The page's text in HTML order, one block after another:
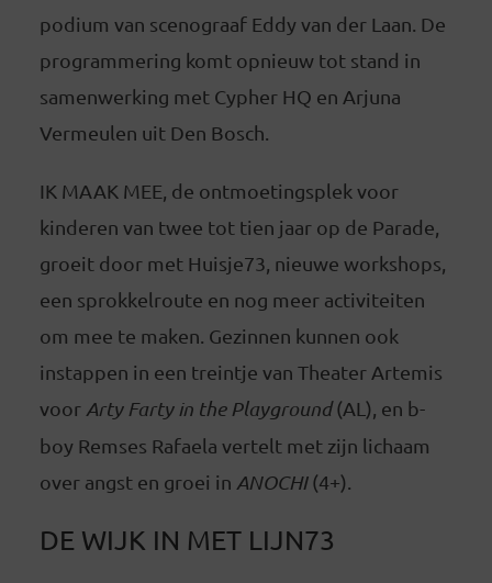
podium van scenograaf Eddy van der Laan. De
programmering komt opnieuw tot stand in
samenwerking met Cypher HQ en Arjuna
Vermeulen uit Den Bosch.
IK MAAK MEE, de ontmoetingsplek voor
kinderen van twee tot tien jaar op de Parade,
groeit door met Huisje73, nieuwe workshops,
een sprokkelroute en nog meer activiteiten
om mee te maken. Gezinnen kunnen ook
instappen in een treintje van Theater Artemis
voor Arty Farty in the Playground(AL), en b-
boy Remses Rafaela vertelt met zijn lichaam
over angst en groei in ANOCHI(4+).
DE WIJK IN MET LIJN73